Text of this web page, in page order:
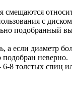
смещаются
с
подобранный
если диаметр
подобран неверно.
8 толстых спиц